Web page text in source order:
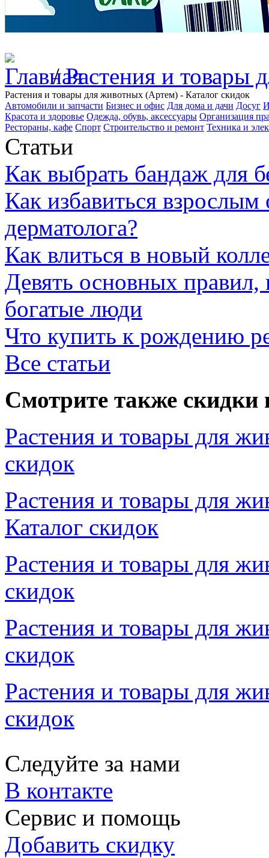
/Растения и товары
Растения и товары для животных (Артем) - Каталог скидок
Автомобили и запчасти Бизнес и офис Для дома и дачи Досуг
Красота и здоровье Одежда, обувь, аксессуары Организация
Рестораны, кафе Спорт Строительство и ремонт Техника и
Статьи
Как выбрать бандаж для
Как избавиться
дерматолога?
Как влиться в новый
Девять основных
богатые люди
Что купить к рождению
Все статьи
Смотрите также скидки
Растения и товары для
скидок
Растения и товары для
Каталог скидок
Растения и товары для
скидок
Растения и товары для
скидок
Растения и товары для
скидок
Следуйте за нами
В контакте
Сервис и помощь
Добавить скидку